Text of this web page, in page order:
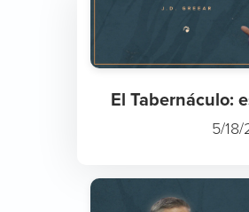
El Tabernáculo:
5/